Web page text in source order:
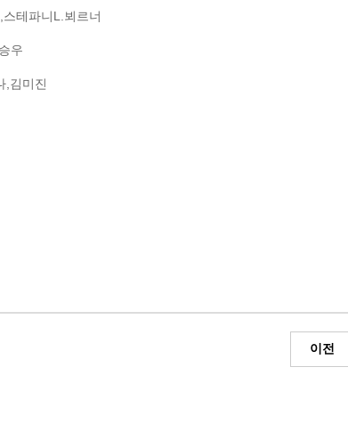
테파니L.뵈르너
우
,김미진
이전